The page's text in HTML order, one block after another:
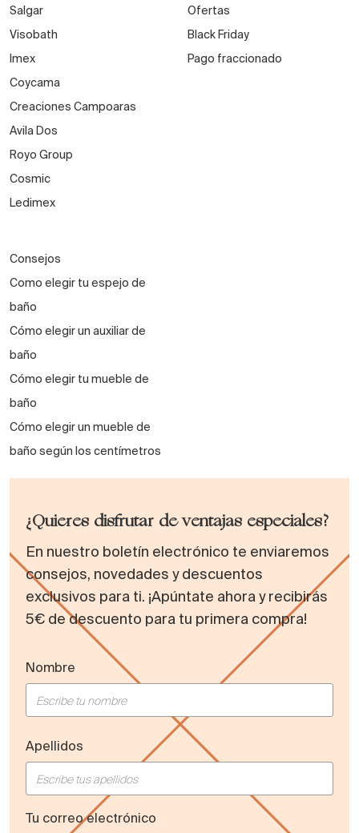
Salgar
Visobath
Imex
Coycama
Creaciones Campoaras
Avila Dos
Royo Group
Cosmic
Ledimex
Ofertas
Black Friday
Pago fraccionado
Consejos
Como elegir tu espejo de
baño
Cómo elegir un auxiliar de
baño
Cómo elegir tu mueble de
baño
Cómo elegir un mueble de
baño según los centímetros
¿Quieres disfrutar de ventajas especiales?
En nuestro boletín electrónico te enviaremos
consejos, novedades y descuentos
exclusivos para ti. ¡Apúntate ahora y recibirás
5€ de descuento para tu primera compra!
Nombre
Apellidos
Tu correo electrónico